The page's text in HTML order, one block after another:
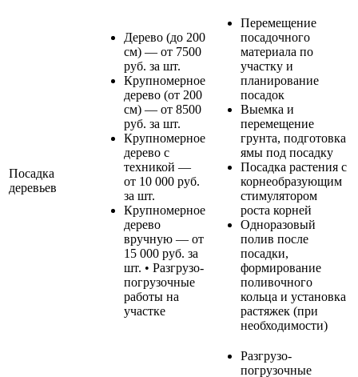
Посадка
деревьев
Дерево (до 200
см) — от 7500
руб. за шт.
Крупномерное
дерево (от 200
см) — от 8500
руб. за шт.
Крупномерное
дерево с
техникой —
от 10 000 руб.
за шт.
Крупномерное
дерево
вручную — от
15 000 руб. за
шт. • Разгрузо-
погрузочные
работы на
участке
Перемещение
посадочного
материала по
участку и
планирование
посадок
Выемка и
перемещение
грунта, подготовка
ямы под посадку
Посадка растения с
корнеобразующим
стимулятором
роста корней
Одноразовый
полив после
посадки,
формирование
поливочного
кольца и установка
растяжек (при
необходимости)
Разгрузо-
погрузочные